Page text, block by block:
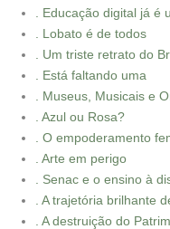
. Educação digital já é
. Lobato é de todos
. Um triste retrato do
. Está faltando uma
. Museus, Musicais e
. Azul ou Rosa?
. O empoderamento
. Arte em perigo
. Senac e o ensino à
. A trajetória brilhante
. A destruição do